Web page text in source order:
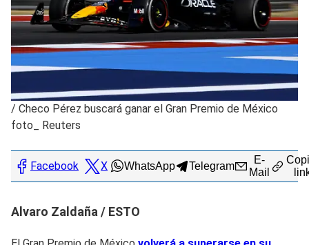
/ Checo Pérez buscará ganar el Gran Premio de México
foto_ Reuters
Facebook X WhatsApp Telegram
E-
Mail
Alvaro Zaldaña / ESTO